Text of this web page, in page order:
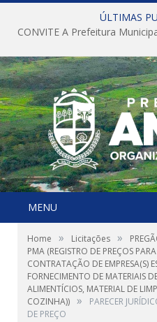
ÚLTIMAS
MENU
Home » Licitações »
PMA (REGISTRO DE PREÇOS
CONTRATAÇÃO DE EMPRESA(S)
FORNECIMENTO DE MATERIAIS
ALIMENTÍCIOS, MATERIAL DE
COZINHA)) »
PARECER
DE PREÇO